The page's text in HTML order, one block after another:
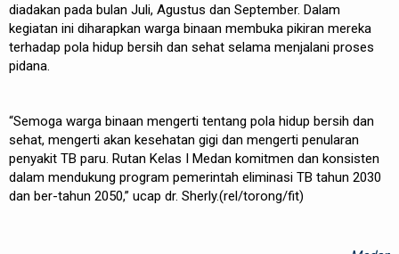
diadakan pada bulan Juli, Agustus dan September. Dalam
kegiatan ini diharapkan warga binaan membuka pikiran mereka
terhadap pola hidup bersih dan sehat selama menjalani proses
pidana.
“Semoga warga binaan mengerti tentang pola hidup bersih dan
sehat, mengerti akan kesehatan gigi dan mengerti penularan
penyakit TB paru. Rutan Kelas I Medan komitmen dan konsisten
dalam mendukung program pemerintah eliminasi TB tahun 2030
dan ber-tahun 2050,” ucap dr. Sherly.(rel/torong/fit)